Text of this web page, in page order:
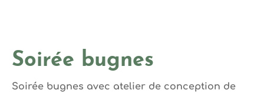
Soirée bugnes
Soirée bugnes avec atelier de conception de